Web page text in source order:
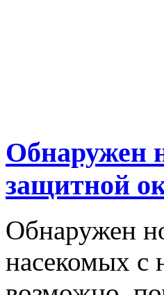
Обнаружен
защитной
Обнаружен
насекомых с